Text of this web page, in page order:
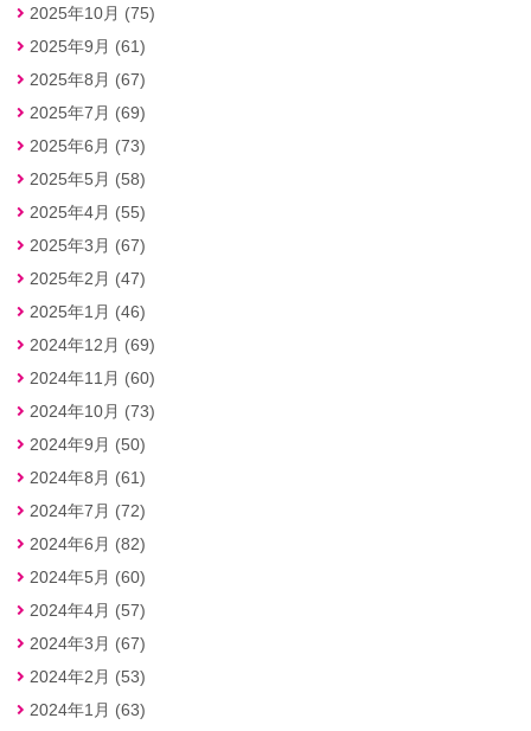
2025年10月 (75)
2025年9月 (61)
2025年8月 (67)
2025年7月 (69)
2025年6月 (73)
2025年5月 (58)
2025年4月 (55)
2025年3月 (67)
2025年2月 (47)
2025年1月 (46)
2024年12月 (69)
2024年11月 (60)
2024年10月 (73)
2024年9月 (50)
2024年8月 (61)
2024年7月 (72)
2024年6月 (82)
2024年5月 (60)
2024年4月 (57)
2024年3月 (67)
2024年2月 (53)
2024年1月 (63)